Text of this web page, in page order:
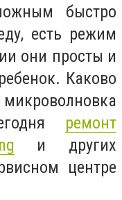
быстро
есть режим
они просты и
Каково
ремонт
и других
центре